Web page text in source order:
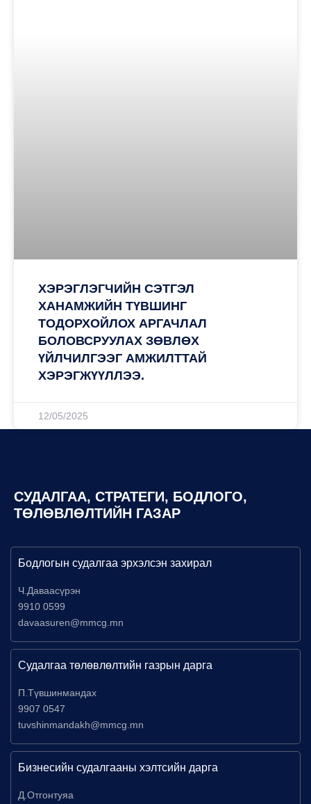
ХЭРЭГЛЭГЧИЙН СЭТГЭЛ
ХАНАМЖИЙН ТҮВШИНГ
ТОДОРХОЙЛОХ АРГАЧЛАЛ
БОЛОВСРУУЛАХ ЗӨВЛӨХ
ҮЙЛЧИЛГЭЭГ АМЖИЛТТАЙ
ХЭРЭГЖҮҮЛЛЭЭ.
12/05/2025
СУДАЛГАА, СТРАТЕГИ, БОДЛОГО,
ТӨЛӨВЛӨЛТИЙН ГАЗАР
Бодлогын судалгаа эрхэлсэн захирал
Ч.Даваасүрэн
9910 0599
davaasuren@mmcg.mn
Судалгаа төлөвлөлтийн газрын дарга
П.Түвшинмандах
9907 0547
tuvshinmandakh@mmcg.mn
Бизнесийн судалгааны хэлтсийн дарга
Д.Отгонтуяа